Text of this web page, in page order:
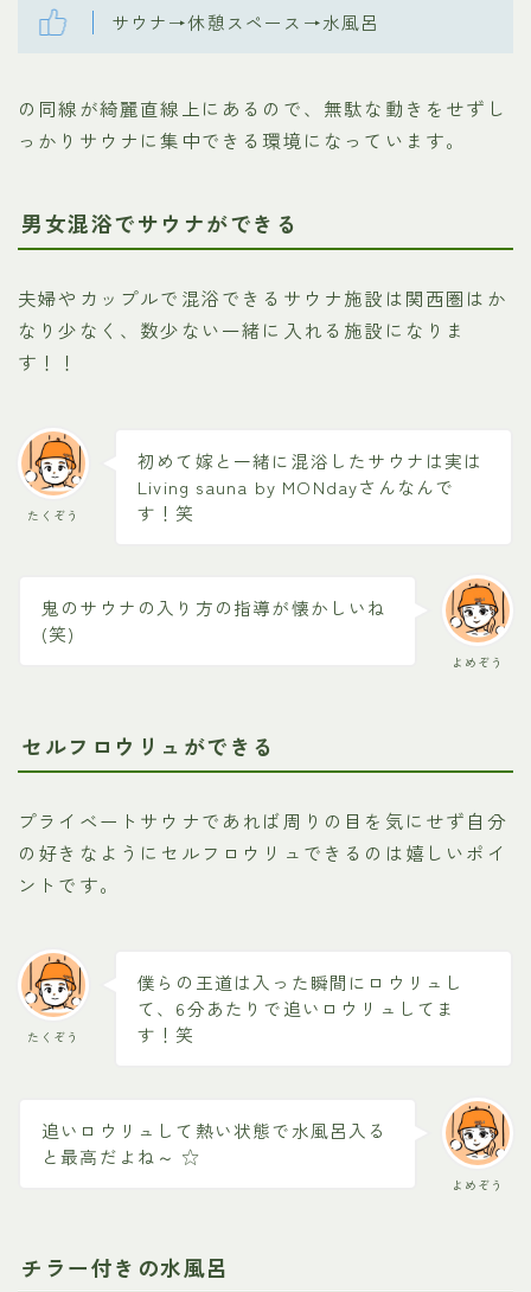
サウナ→休憩スペース→水風呂
の同線が綺麗直線上にあるので、無駄な動きをせずし
っかりサウナに集中できる環境になっています。
男女混浴でサウナができる
夫婦やカップルで混浴できるサウナ施設は関西圏はか
なり少なく、数少ない一緒に入れる施設になりま
す！！
たくぞう
初めて嫁と一緒に混浴したサウナは実は
Living sauna by MONdayさんなんで
す！笑
よめぞう
鬼のサウナの入り方の指導が懐かしいね
(笑)
セルフロウリュができる
プライベートサウナであれば周りの目を気にせず自分
の好きなようにセルフロウリュできるのは嬉しいポイ
ントです。
たくぞう
僕らの王道は入った瞬間にロウリュし
て、6分あたりで追いロウリュしてま
す！笑
よめぞう
追いロウリュして熱い状態で水風呂入る
と最高だよね～
チラー付きの水風呂